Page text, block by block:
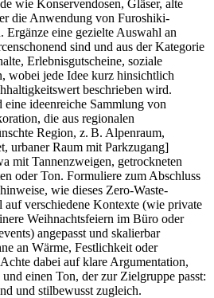
wie Konservendosen, Gläser, alte
die Anwendung von Furoshiki-
eine gezielte Auswahl an
sind und aus der Kategorie
Erlebnisgutscheine, soziale
wobei jede Idee kurz hinsichtlich
beschrieben wird.
ideenreiche Sammlung von
die aus regionalen
Region, z. B. Alpenraum,
urbaner Raum mit Parkzugang]
mit Tannenzweigen, getrockneten
oder Ton. Formuliere zum Abschluss
wie dieses Zero-Waste-
verschiedene Kontexte (wie private
Weihnachtsfeiern im Büro oder
angepasst und skalierbar
an Wärme, Festlichkeit oder
dabei auf klare Argumentation,
einen Ton, der zur Zielgruppe passt:
und stilbewusst zugleich.